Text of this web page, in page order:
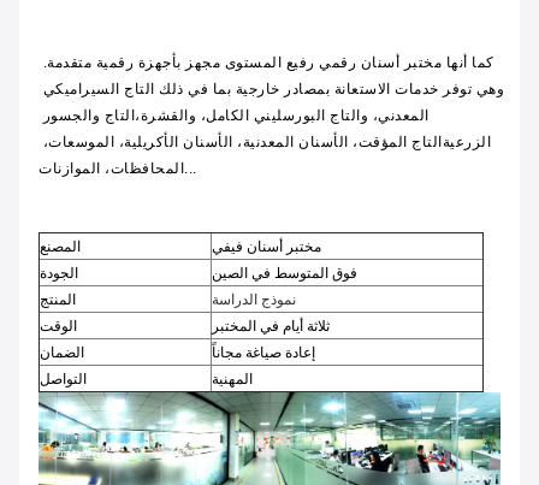
المحافظات، الموازنات...
المصنع
مختبر أسنان فيفي
الجودة
فوق المتوسط في الصين
المنتج
نموذج الدراسة
الوقت
ثلاثة أيام في المختبر
الضمان
إعادة صياغة مجاناً
التواصل
المهنية